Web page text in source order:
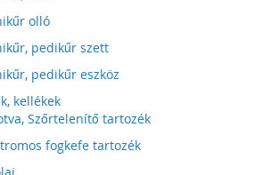
olló
pedikűr szett
pedikűr eszköz
kellékek
Szőrtelenítő tartozék
fogkefe tartozék